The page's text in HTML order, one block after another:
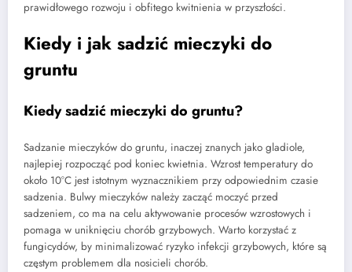
prawidłowego rozwoju i obfitego kwitnienia w przyszłości.
Kiedy i jak sadzić mieczyki do
gruntu
Kiedy sadzić mieczyki do gruntu?
Sadzanie mieczyków do gruntu, inaczej znanych jako gladiole,
najlepiej rozpocząć pod koniec kwietnia. Wzrost temperatury do
około 10°C jest istotnym wyznacznikiem przy odpowiednim czasie
sadzenia. Bulwy mieczyków należy zacząć moczyć przed
sadzeniem, co ma na celu aktywowanie procesów wzrostowych i
pomaga w uniknięciu chorób grzybowych. Warto korzystać z
fungicydów, by minimalizować ryzyko infekcji grzybowych, które są
częstym problemem dla nosicieli chorób.